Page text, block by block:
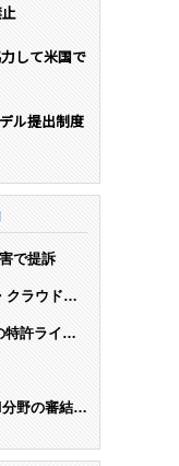
して米国で
ル提出制度
で提訴
ラウド・
特許ライセ
野の審結件